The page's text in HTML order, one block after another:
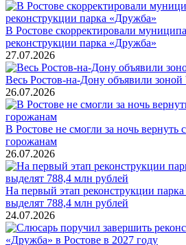
В Ростове скорректировали
реконструкции парка «Дружба»
27.07.2026
Весь Ростов-на-Дону объявили
26.07.2026
В Ростове не смогли за ночь вернуть
горожанам
26.07.2026
На первый этап реконструкции
выделят 788,4 млн рублей
24.07.2026